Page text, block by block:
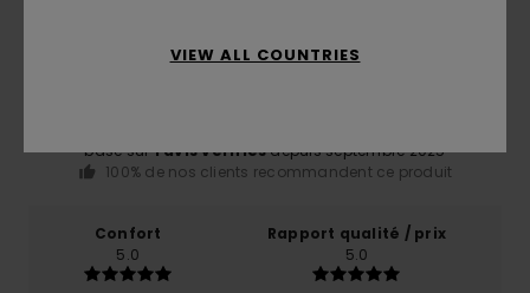
4.0
basé sur1 avis vérifiésdepuis septembre 2025
100% de nos clients recommandent ce produit
Confort
5.0
Rapport qualité / prix
5.0
VIEW ALL COUNTRIES